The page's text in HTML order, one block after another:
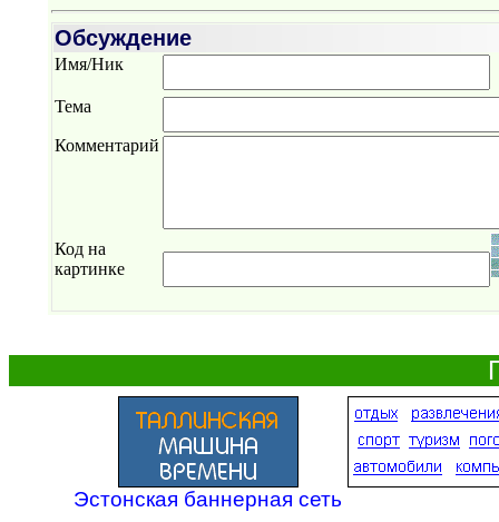
Обсуждение
Имя/Ник
Тема
Комментарий
Код на
картинке
Эстонская баннерная сеть